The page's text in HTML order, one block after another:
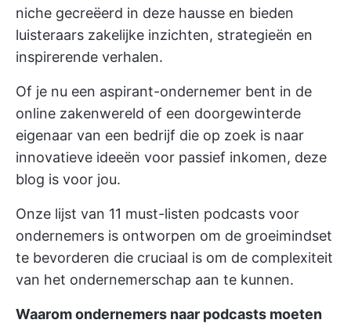
niche gecreëerd in deze hausse en bieden
luisteraars zakelijke inzichten, strategieën en
inspirerende verhalen.
Of je nu een aspirant-ondernemer bent in de
online zakenwereld of een doorgewinterde
eigenaar van een bedrijf die op zoek is naar
innovatieve ideeën voor passief inkomen, deze
blog is voor jou.
Onze lijst van 11 must-listen podcasts voor
ondernemers is ontworpen om de groeimindset
te bevorderen die cruciaal is om de complexiteit
van het ondernemerschap aan te kunnen.
Waarom ondernemers naar podcasts moeten